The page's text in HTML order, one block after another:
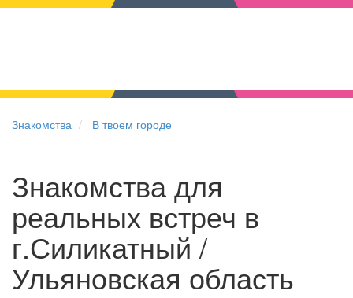
Знакомства В твоем городе
Знакомства для
реальных встреч в
г.Силикатный /
Ульяновская область